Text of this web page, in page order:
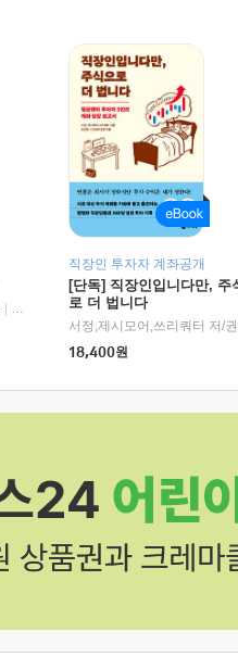
알에이치코리아(RHK)
직장인 투자자 계좌공개
[단독] 직장인입니다만, 주
로 더 법니다
18,400원